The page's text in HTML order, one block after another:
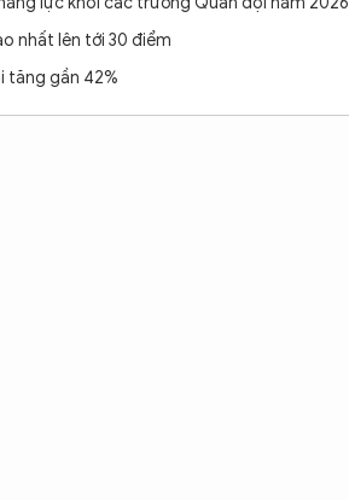
nhất lên tới 30 điểm
tăng gần 42%